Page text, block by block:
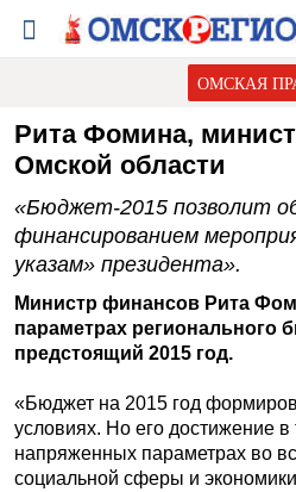
ОМСКАЯ
Рита Фомина,
Омской области
«Бюджет-2015 позволит
финансированием
указам» президента».
Министр финансов Рита
параметрах регионального
предстоящий 2015 год.
«Бюджет на 2015 год
условиях. Но его достижение в
напряженных параметрах во
социальной сферы и